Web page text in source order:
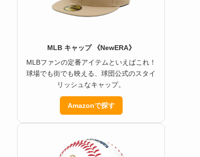
MLB キャップ 《NewERA》
MLBファンの定番アイテムといえばこれ！
球場でも街でも映える、球団公式のスタイ
リッシュなキャップ。
Amazonで探す